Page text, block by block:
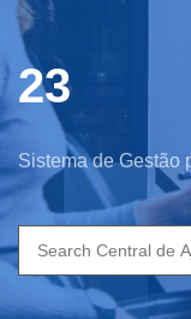
23
Sistema de Gestão
Search
for: